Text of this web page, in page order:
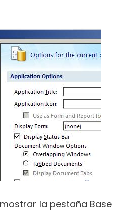
la pestaña Base